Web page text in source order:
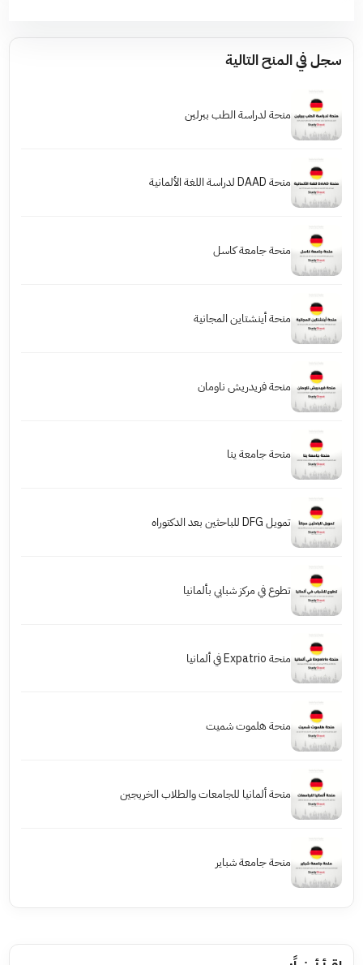
سجل في المنح التالية
منحة لدراسة الطب ببرلين
منحة DAAD لدراسة اللغة الألمانية
منحة جامعة كاسل
منحة أينشتاين المجانية
منحة فريدريش ناومان
منحة جامعة ينا
تمويل DFG للباحثين بعد الدكتوراه
تطوع في مركز شبابي بألمانيا
منحة Expatrio في ألمانيا
منحة هلموت شميت
منحة ألمانيا للجامعات والطلاب الخريجين
منحة جامعة شباير